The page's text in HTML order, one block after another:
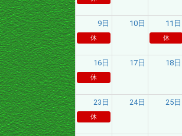
9日
休
10日 11日
休
16日
休
17日 18日
23日
休
24日 25日